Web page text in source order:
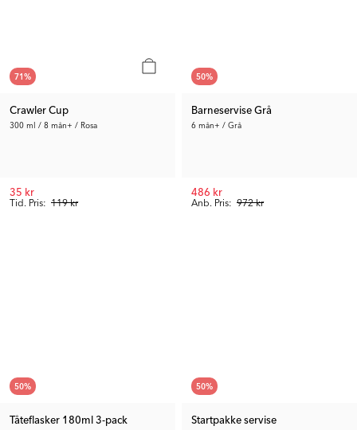
71%
Crawler Cup
300 ml / 8 mån+ / Rosa
Tid. Pris: 119 kr
35 kr
50%
Barneservise Grå
6 mån+ / Grå
Anb. Pris: 972 kr
486 kr
50%
Tåteflasker 180ml 3-pack
50%
Startpakke servise